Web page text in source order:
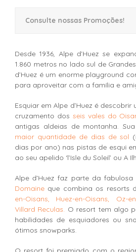
Consulte nossas Promoções!
Desde 1936, Alpe d’Huez se
1.860 metros no lado sul de
d’Huez é um enorme playground
para aproveitar com a família e
Esquiar em Alpe d’Huez é
cruzamento dos seis vales do
antigas aldeias de montanha.
maior quantidade de dias de sol
dias por ano) nas pistas de esqui
ao seu apelido ‘l’Isle du Soleil’ ou A
Alpe d’Huez faz parte da fabulosa
Domaine que combina os resorts
en-Oisans, Huez-en-Oisans, Oz-
Villard Reculas. O resort tem algo
habilidades de esquiadores ou
ótimos snowparks.